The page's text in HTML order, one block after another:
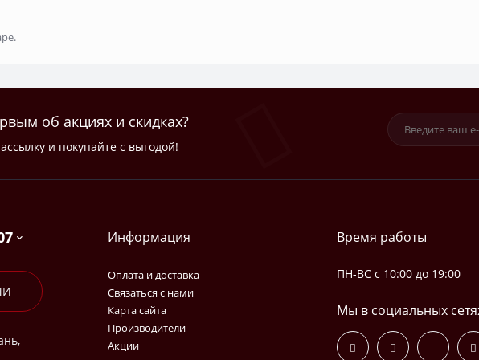
об акциях и скидках?
и покупайте с выгодой!
Информация
Оплата и доставка
Связаться с нами
Карта сайта
Производители
Акции
Время работы
ПН-ВС с 10:00 до 19:00
Мы в социальных